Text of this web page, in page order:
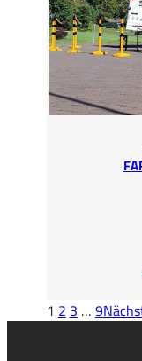
1 2 3 … 9